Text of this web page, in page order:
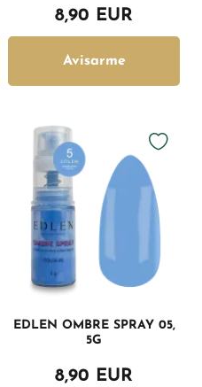
8,90 EUR
Avisarme
EDLEN OMBRE SPRAY 05,
5G
8,90 EUR